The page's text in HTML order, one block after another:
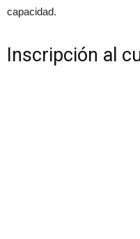
capacidad.
Inscripción al